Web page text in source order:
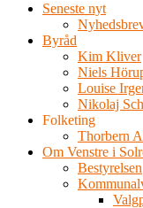
Seneste nyt
Byråd
Kim Kliver
Niels
Louise
Nikolaj
Folketing
Thorbern
Om Venstre i
Bestyrelsen